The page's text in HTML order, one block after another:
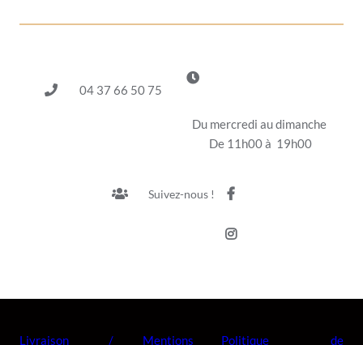
04 37 66 50 75
Du mercredi au dimanche
De 11h00 à 19h00
Suivez-nous !
Livraison / Mentions Politique de